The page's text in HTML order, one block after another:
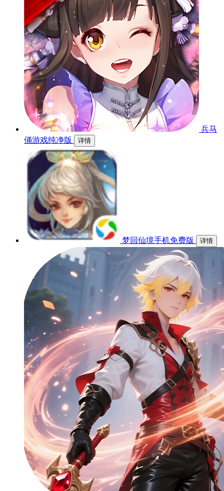
兵马
俑游戏纯净版
详情
梦回仙境手机免费版 详情